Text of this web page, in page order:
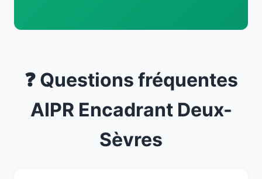
❓ Questions fréquentes
AIPR Encadrant Deux-
Sèvres